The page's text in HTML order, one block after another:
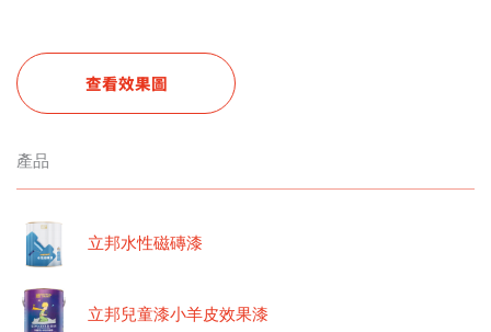
查看效果圖
產品
立邦水性磁磚漆
立邦兒童漆小羊皮效果漆